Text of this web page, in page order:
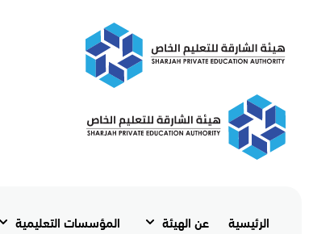
الرئيسية عن الهيئة المؤسسات التعليمية